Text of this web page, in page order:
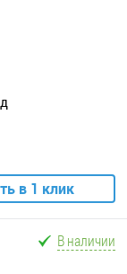
в 1 клик
В наличии